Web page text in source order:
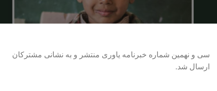
سی و نهمین شماره خبرنامه یاوری منتشر و به نشانی مشترکان
ارسال شد.